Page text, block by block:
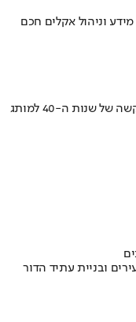
וניהול אקלים חכם
איך אסם הפכה את תקופת הצנע והמחסור הקשה של שנות ה-40 למותג
ובניית עתיד הדור